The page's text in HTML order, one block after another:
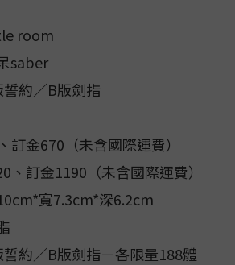
room
saber
約／B版劍指
訂金670（未含國際運費）
、訂金1190（未含國際運費）
寬7.3cm*深6.2cm
約／B版劍指－各限量188體